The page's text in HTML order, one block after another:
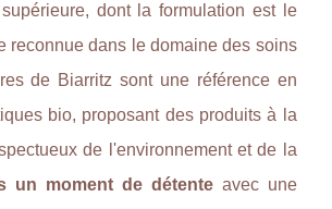
dont la formulation est le
reconnue dans le domaine des soins
de Biarritz sont une référence en
bio, proposant des produits à la
de l'environnement et de la
un moment de détenteavec une